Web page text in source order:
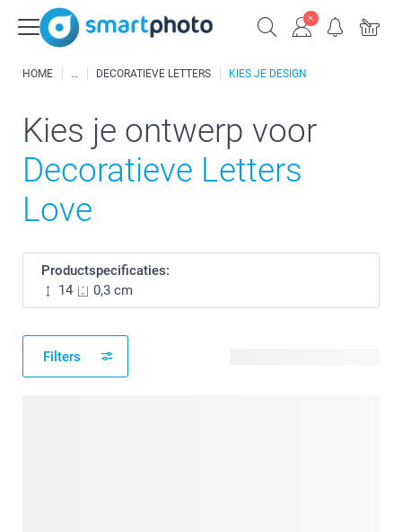
HOME DECORATIEVE LETTERS KIES JE DESIGN
Kies je ontwerp voor
Decoratieve Letters
Love
Productspecificaties:
14
0,3 cm
Filters